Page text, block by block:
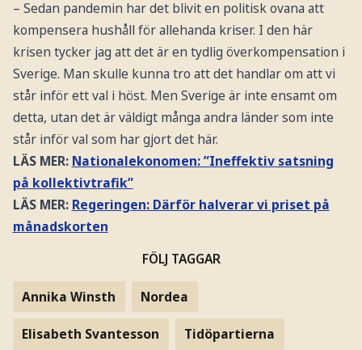
– Sedan pandemin har det blivit en politisk ovana att
kompensera hushåll för allehanda kriser. I den här
krisen tycker jag att det är en tydlig överkompensation i
Sverige. Man skulle kunna tro att det handlar om att vi
står inför ett val i höst. Men Sverige är inte ensamt om
detta, utan det är väldigt många andra länder som inte
står inför val som har gjort det här.
LÄS MER: Nationalekonomen: ”Ineffektiv satsning
på kollektivtrafik”
LÄS MER: Regeringen: Därför halverar vi priset på
månadskorten
FÖLJ TAGGAR
Annika Winsth Nordea
Elisabeth Svantesson Tidöpartierna